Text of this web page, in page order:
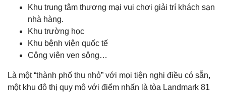
Khu trung tâm thương mại vui chơi giải trí khách sạn
nhà hàng.
Khu trường học
Khu bệnh viện quốc tế
Công viên ven sông…
Là một “thành phố thu nhỏ” với mọi tiện nghi điều có sẵn,
một khu đô thị quy mô với điểm nhấn là tòa Landmark 81